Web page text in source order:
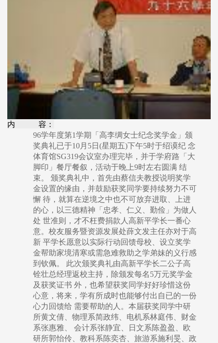
内 容：
96学年度第1学期「高李绸女士纪念奖学金」颁
奖典礼已于10月5日(星期五)下午5时于绍谟纪 念
体育馆SG319会议室办理完毕，并于学府路「大
脚印」餐厅餐叙，活动于晚上9时左右圆满 结
束。 颁奖典礼中，首先由蔡信夫教授说明奖学
金设置的缘由，并鼓励获奖同学要持续努力不可
懈 待，就算在逆境之中也不可放弃进取、上进
的心，以三德精神「忠孝、仁义、勤俭」为做人
处 世准则，才不枉费捐款人高新平学长一番心
意。校友服务暨资源发展处薛文发主任亦对于高
新 平学长愿意以实际行动回馈母校、设立奖学
金帮助家境清寒或需急难救助之学弟妹的义行感
到钦佩。 此次颁奖典礼由高新平学长二公子高
铨壮总经理返校主持，除颁发每名5万元奖学金
及获奖证书 外，也希望获奖同学好好珍惜这份
心意，将来，学有所成时也能够付出自已的一份
心力回馈给 需要帮助的人。本届获奖同学中研
所黄文倩、物理系简政纬、电机系林庭伟、财金
系张惠雅、 会计系张静宜、日文系陈盈盈、欧
研所郭怡伶、教科系陈奕杏、旅游系施利旻、政